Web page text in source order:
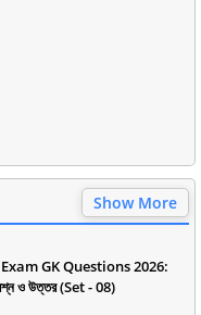
Show More
GK Questions 2026:
ও উত্তর (Set - 08)